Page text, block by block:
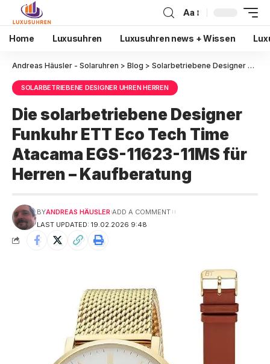
Aa
Home Luxusuhren Luxusuhren news + Wissen
Andreas Häusler - Solaruhren > Blog > Solarbetriebene Designer Uhren Herren
SOLARBETRIEBENE DESIGNER UHREN HERREN
Die solarbetriebene Designer
Funkuhr ETT Eco Tech Time
Atacama EGS-11623-11MS für
Herren – Kaufberatung
LAST UPDATED: 19.02.2026 9:48
BYANDREAS HÄUSLER ADD A COMMENT